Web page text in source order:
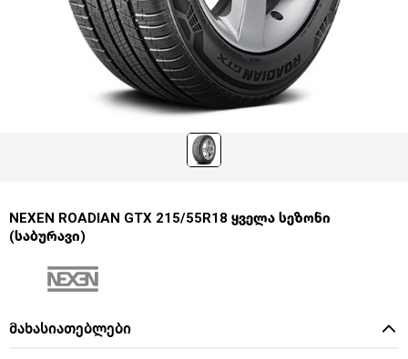
NEXEN ROADIAN GTX 215/55R18 ყველა სეზონი
(საბურავი)
მახასიათებლები